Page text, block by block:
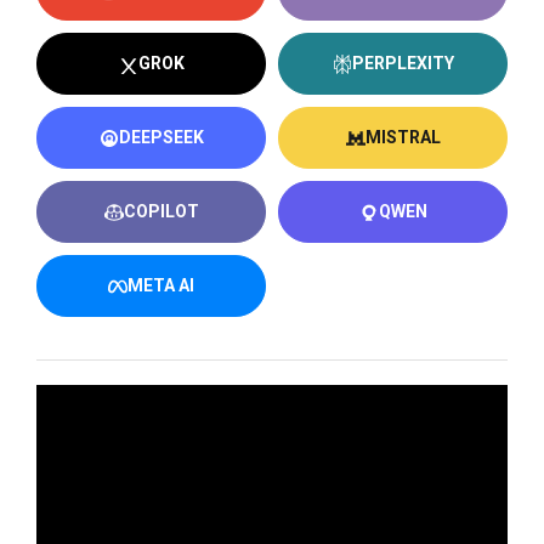
GROK PERPLEXITY
DEEPSEEK MISTRAL
COPILOT QWEN
META AI